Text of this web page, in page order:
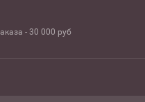
- 30 000 руб